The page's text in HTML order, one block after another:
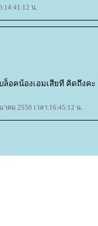
น.
อคน้องเอมเสียที คิดถึงคะ
คม 2550 เวลา:16:45:12 น.